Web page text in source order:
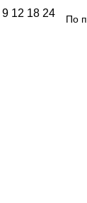
9 12 18 24